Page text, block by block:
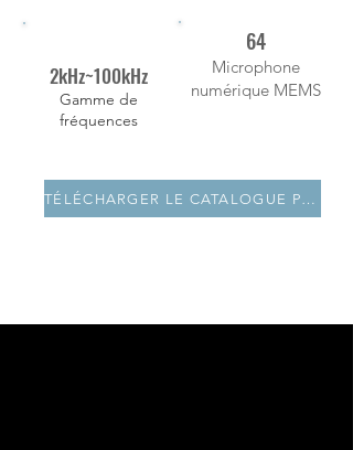
64
Microphone
numérique MEMS
2kHz~100kHz
Gamme de
fréquences